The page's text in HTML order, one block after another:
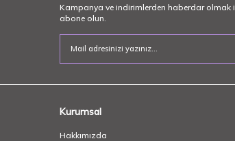
Kampanya ve indirimlerden haberdar olmak
abone olun.
Kurumsal
Hakkımızda